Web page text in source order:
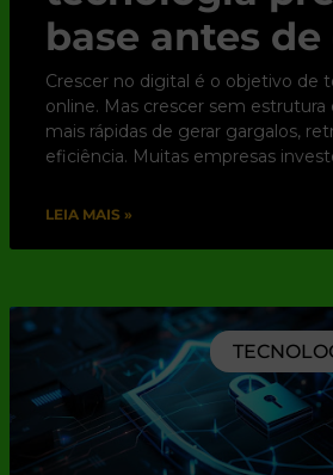
base antes
Crescer no digital é o objetivo de
online. Mas crescer sem
mais rápidas de gerar gargalos,
eficiência. Muitas empresas
LEIA MAIS »